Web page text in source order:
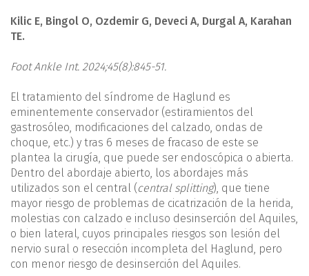
Kilic E, Bingol O, Ozdemir G, Deveci A, Durgal A, Karahan
TE.
Foot Ankle Int. 2024;45(8):845-51.
El tratamiento del síndrome de Haglund es
eminentemente conservador (estiramientos del
gastrosóleo, modificaciones del calzado, ondas de
choque, etc.) y tras 6 meses de fracaso de este se
plantea la cirugía, que puede ser endoscópica o abierta.
Dentro del abordaje abierto, los abordajes más
utilizados son el central (central splitting), que tiene
mayor riesgo de problemas de cicatrización de la herida,
molestias con calzado e incluso desinserción del Aquiles,
o bien lateral, cuyos principales riesgos son lesión del
nervio sural o resección incompleta del Haglund, pero
con menor riesgo de desinserción del Aquiles.